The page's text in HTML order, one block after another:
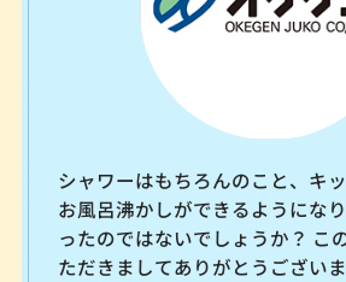
シャワーはもちろんのこと、キ
お風呂沸かしができるようにな
ったのではないでしょうか？ こ
ただきましてありがとうございま